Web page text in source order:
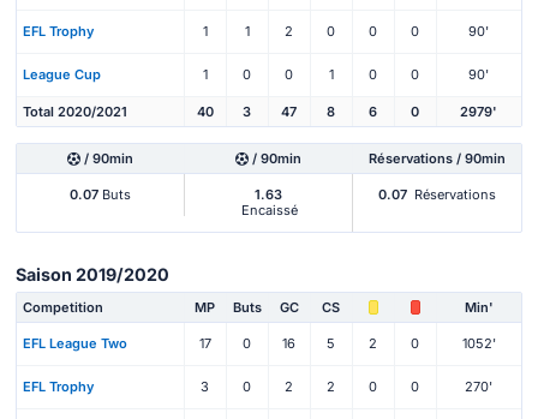
EFL Trophy 1 1 2 0 0 0 90'
League Cup 1 0 0 1 0 0 90'
Total 2020/2021 40 3 47 8 6 0 2979'
/ 90min / 90min Réservations / 90min
0.07Buts
1.63
Encaissé
0.07 Réservations
Saison 2019/2020
Competition MP Buts GC CS Min'
EFL League Two 17 0 16 5 2 0 1052'
EFL Trophy 3 0 2 2 0 0 270'